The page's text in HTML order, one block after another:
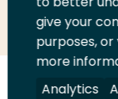
Deel
LinkedIn
Deel
op
Twitter
op
VolgVolgVolg
give your
purposes,
more
Analytics